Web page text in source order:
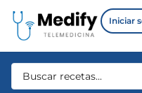
Iniciar